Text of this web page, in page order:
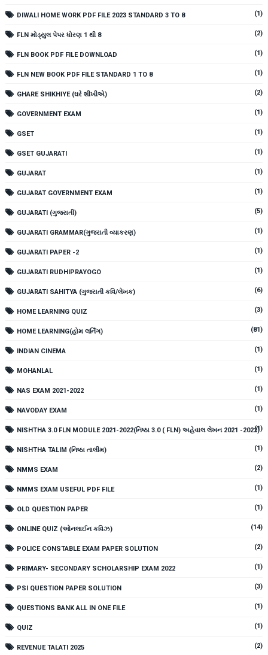
DIWALI HOME WORK PDF FILE 2023 STANDARD 3 TO 8 (1)
FLN મોડ્યુલ પેપર ધોરણ 1 થી 8 (2)
FLN BOOK PDF FILE DOWNLOAD (1)
FLN NEW BOOK PDF FILE STANDARD 1 TO 8 (1)
GHARE SHIKHIYE (ઘરે શીખીએ) (2)
GOVERNMENT EXAM (1)
GSET (1)
GSET GUJARATI (1)
GUJARAT (1)
GUJARAT GOVERNMENT EXAM (1)
GUJARATI (ગુજરાતી) (5)
GUJARATI GRAMMAR(ગુજરાતી વ્યાકરણ) (1)
GUJARATI PAPER -2 (1)
GUJARATI RUDHIPRAYOGO (1)
GUJARATI SAHITYA (ગુજરાતી કવિ/લેખક) (6)
HOME LEARNING QUIZ (3)
HOME LEARNING(હોમ લર્નિંગ) (81)
INDIAN CINEMA (1)
MOHANLAL (1)
NAS EXAM 2021-2022 (1)
NAVODAY EXAM (1)
NISHTHA 3.0 FLN MODULE 2021-2022(નિષ્ઠા 3.0 ( FLN) અહેવાલ લેખન 2021 -2022)(1)
NISHTHA TALIM (નિષ્ઠા તાલીમ) (1)
NMMS EXAM (2)
NMMS EXAM USEFUL PDF FILE (1)
OLD QUESTION PAPER (1)
ONLINE QUIZ (ઓનલાઈન કવિઝ) (14)
POLICE CONSTABLE EXAM PAPER SOLUTION (2)
PRIMARY- SECONDARY SCHOLARSHIP EXAM 2022 (1)
PSI QUESTION PAPER SOLUTION (3)
QUESTIONS BANK ALL IN ONE FILE (1)
QUIZ (1)
REVENUE TALATI 2025 (2)